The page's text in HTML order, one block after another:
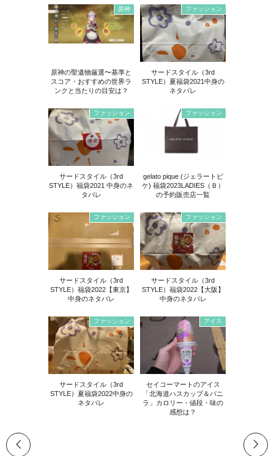
原神
原神の聖遺物厳選〜基準と
スコア・おすすめの世界ラ
ンクと当たりの目安は？
ファッション
サードスタイル（3rd
STYLE）夏福袋2021中身の
ネタバレ
ファッション
サードスタイル（3rd
STYLE）福袋2021 中身のネ
タバレ
ファッション
gelato pique (ジェラートピ
ケ) 福袋2023LADIES（Ｂ）
の予約販売店一覧
ファッション
サードスタイル（3rd
STYLE）福袋2022【東京】
中身のネタバレ
ファッション
サードスタイル（3rd
STYLE）福袋2022【大阪】
中身のネタバレ
ファッション
サードスタイル（3rd
STYLE）夏福袋2022中身の
ネタバレ
アイス
セイコーマートのアイス
「北海道ハスカップ＆バニ
ラ」カロリー・値段・味の
感想は？